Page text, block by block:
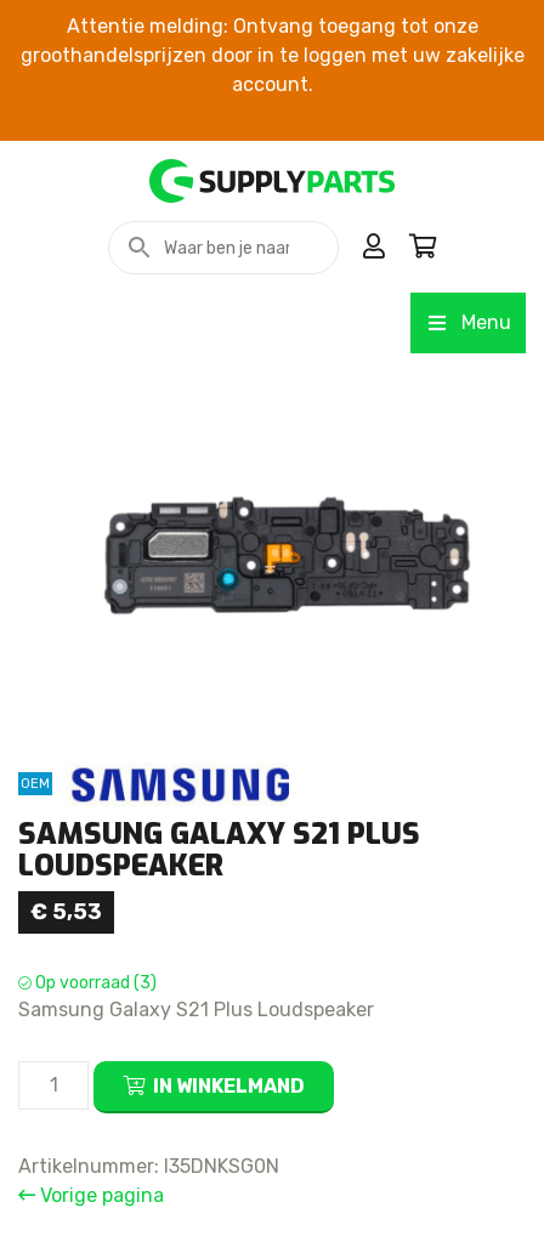
Attentie melding: Ontvang toegang tot onze
groothandelsprijzen door in te loggen met uw zakelijke
account.
Menu
OEM
SAMSUNG GALAXY S21 PLUS
LOUDSPEAKER
€ 5,53
Op voorraad (3)
Samsung Galaxy S21 Plus Loudspeaker
Samsung
Galaxy
Plus
Loudspeaker
IN WINKELMAND
Artikelnummer: I35DNKSG0N
Vorige pagina